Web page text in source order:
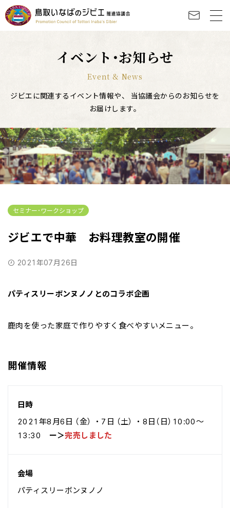
イベント･お知らせ
Event & News
ジビエに関連するイベント情報や、
当協議会からのお知らせを
お届けします。
セミナー･ワークショップ
ジビエで中華 お料理教室の開催
2021年07月26日
パティスリーボンヌノノとのコラボ企画
鹿肉を使った家庭で作りやすく食べやすいメニュー。
開催情報
日時
2021年8月6日 （金） ・7日 （土） ・8日（日）10:00～
13:30 ー＞完売しました
会場
パティスリーボンヌノノ